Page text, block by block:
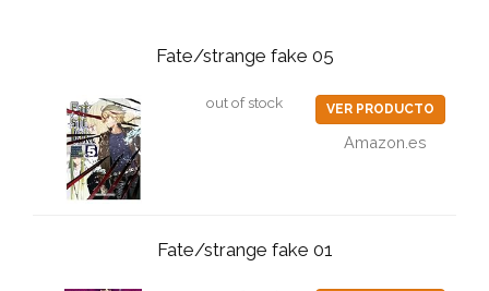
Fate/strange fake 05
out of stock VER PRODUCTO
Amazon.es
Fate/strange fake 01